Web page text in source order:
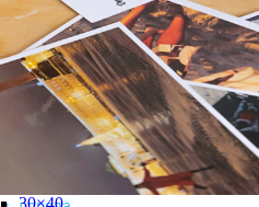
по всему миру
10х10
10×15
13×18
15×15
30×40